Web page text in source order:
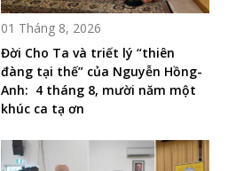
01 Tháng 8, 2026
Đời Cho Ta và triết lý “thiên
đàng tại thế” của Nguyễn Hồng-
Anh: 4 tháng 8, mười năm một
khúc ca tạ ơn